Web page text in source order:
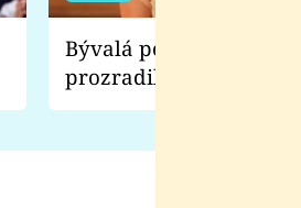
Bývalá pornoherečka
prozradila, co ji
natáčení Euforie.